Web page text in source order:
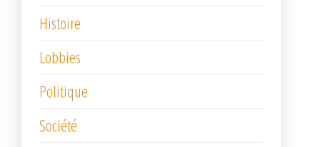
Histoire
Lobbies
Politique
Société